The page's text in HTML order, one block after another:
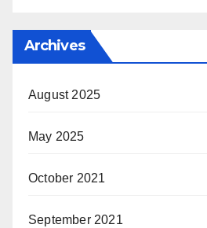
Archives
August 2025
May 2025
October 2021
September 2021